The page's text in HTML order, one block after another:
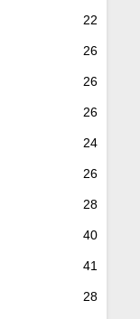
22
26
26
26
24
26
28
40
41
28